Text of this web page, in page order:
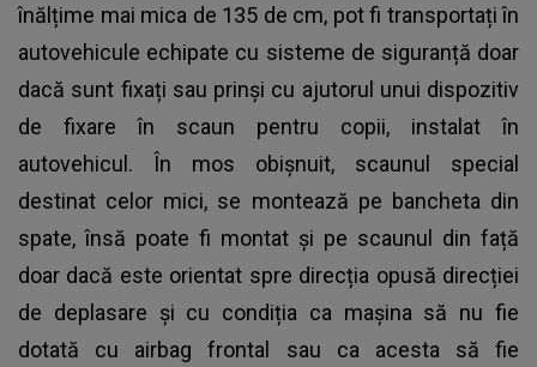
înălțime mai mica de 135 de cm, pot fi transportați în
autovehicule echipate cu sisteme de siguranță doar
dacă sunt fixați sau prinși cu ajutorul unui dispozitiv
de fixare în scaun pentru copii, instalat în
autovehicul. În mos obișnuit, scaunul special
destinat celor mici, se montează pe bancheta din
spate, însă poate fi montat și pe scaunul din față
doar dacă este orientat spre direcția opusă direcției
de deplasare și cu condiția ca mașina să nu fie
dotată cu airbag frontal sau ca acesta să fie